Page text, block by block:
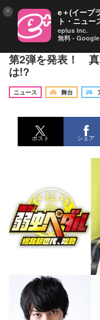
舞台『弱虫ペダ
第2弾を発表！ 真
は!?
ニュース 舞台
ポスト シェア
× e＋(イープ
ト・ニュー
eplus inc.
無料 -